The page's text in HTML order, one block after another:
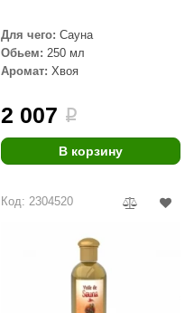
Для чего: Сауна
Обьем: 250 мл
Аромат: Хвоя
2 007 i
В корзину
Код: 2304520